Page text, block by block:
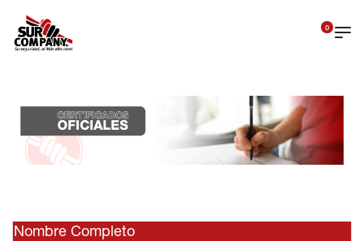
0
Nombre Completo